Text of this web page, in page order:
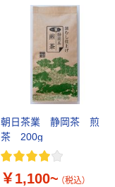
朝日茶業 静岡茶 煎
茶 200g
￥1,100~ （税込）